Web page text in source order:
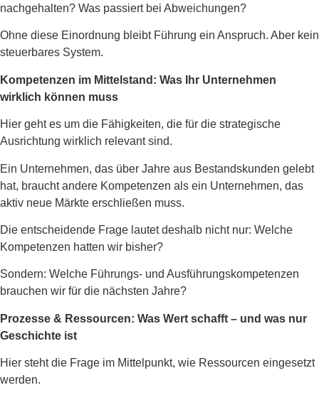
nachgehalten? Was passiert bei Abweichungen?
Ohne diese Einordnung bleibt Führung ein Anspruch. Aber kein
steuerbares System.
Kompetenzen im Mittelstand: Was Ihr Unternehmen
wirklich können muss
Hier geht es um die Fähigkeiten, die für die strategische
Ausrichtung wirklich relevant sind.
Ein Unternehmen, das über Jahre aus Bestandskunden gelebt
hat, braucht andere Kompetenzen als ein Unternehmen, das
aktiv neue Märkte erschließen muss.
Die entscheidende Frage lautet deshalb nicht nur: Welche
Kompetenzen hatten wir bisher?
Sondern: Welche Führungs- und Ausführungskompetenzen
brauchen wir für die nächsten Jahre?
Prozesse & Ressourcen: Was Wert schafft – und was nur
Geschichte ist
Hier steht die Frage im Mittelpunkt, wie Ressourcen eingesetzt
werden.